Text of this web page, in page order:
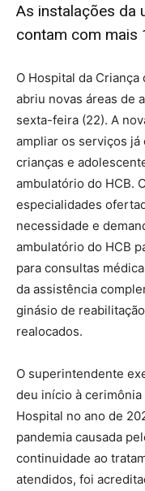
As instalações da
contam com mais
O Hospital da
abriu novas áreas de
sexta-feira (22). A
ampliar os serviços
crianças e
ambulatório do HCB.
especialidades
necessidade e
ambulatório do HCB
para consultas
da assistência
ginásio de
realocados.
O superintendente
deu início à
Hospital no ano de
pandemia causada
continuidade ao
atendidos, foi